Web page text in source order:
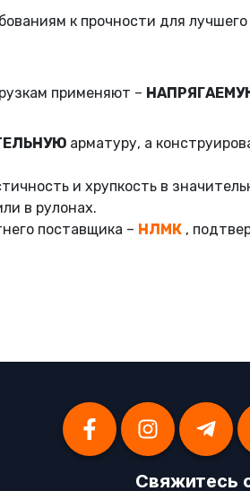
к прочности для
применяют –
арматуру, а
и хрупкость в
в рулонах.
поставщика – НЛМК ,
Свяжитесь